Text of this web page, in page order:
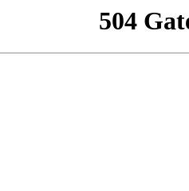
504